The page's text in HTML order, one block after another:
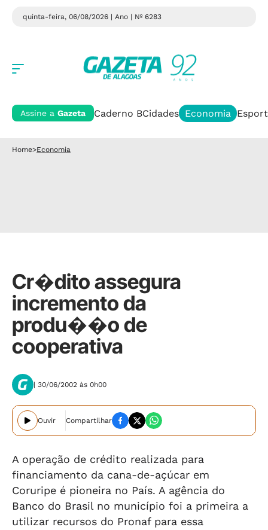
quinta-feira, 06/08/2026 | Ano | Nº 6283
Assine a Gazeta Caderno BCidades Economia
Home>Economia
Cr�dito assegura
incremento da
produ��o de
cooperativa
| 30/06/2002 às 0h00
Ouvir Compartilhar
A operação de crédito realizada para
financiamento da cana-de-açúcar em
Coruripe é pioneira no País. A agência do
Banco do Brasil no município foi a primeira a
utilizar recursos do Pronaf para essa